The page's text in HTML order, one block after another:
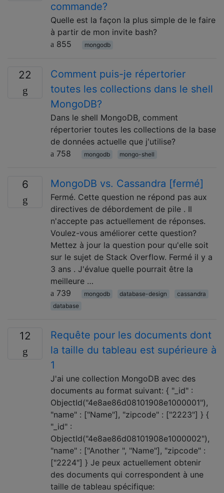
commande?
Quelle est la façon la plus simple de le faire
à partir de mon invite bash?
855
mongodb
22
Comment puis-je répertorier
toutes les collections dans le shell
MongoDB?
Dans le shell MongoDB, comment
répertorier toutes les collections de la base
de données actuelle que j'utilise?
758
mongodb mongo-shell
6 MongoDB vs. Cassandra [fermé]
Fermé. Cette question ne répond pas aux
directives de débordement de pile . Il
n'accepte pas actuellement de réponses.
Voulez-vous améliorer cette question?
Mettez à jour la question pour qu'elle soit
sur le sujet de Stack Overflow. Fermé il y a
3 ans . J'évalue quelle pourrait être la
meilleure …
739
mongodb database-design
cassandra
database
12
Requête pour les documents dont
la taille du tableau est supérieure à
1
J'ai une collection MongoDB avec des
documents au format suivant: { "_id" :
ObjectId("4e8ae86d08101908e1000001"),
"name" : ["Name"], "zipcode" : ["2223"] } {
"_id" :
ObjectId("4e8ae86d08101908e1000002"),
"name" : ["Another ", "Name"], "zipcode" :
["2224"] } Je peux actuellement obtenir
des documents qui correspondent à une
taille de tableau spécifique: